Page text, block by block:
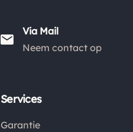
Via Mail
Neem contact op
Services
Garantie